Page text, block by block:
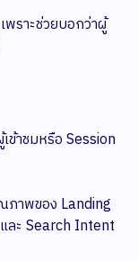
ราะช่วยบอกว่าผู้
ข้าชมหรือ Session
ภาพของ Landing
ละ Search Intent